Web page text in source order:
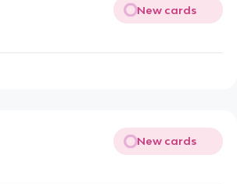
New cards
New cards